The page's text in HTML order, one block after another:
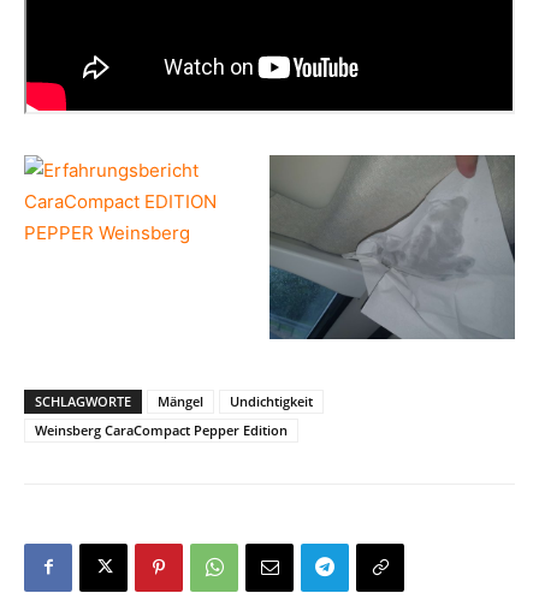
SCHLAGWORTE Mängel
Undichtigkeit
Weinsberg CaraCompact Pepper Edition